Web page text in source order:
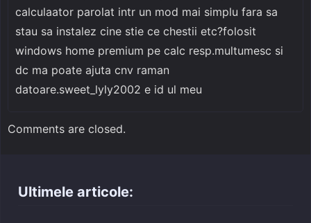
calculaator parolat intr un mod mai simplu fara sa
stau sa instalez cine stie ce chestii etc?folosit
windows home premium pe calc resp.multumesc si
dc ma poate ajuta cnv raman
datoare.sweet_lyly2002 e id ul meu
Comments are closed.
Ultimele articole: